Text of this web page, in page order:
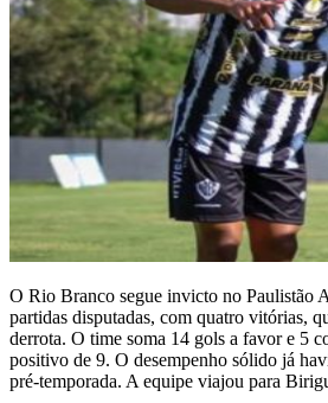
O Rio Branco segue invicto no Paulistão
partidas disputadas, com quatro vitórias,
derrota. O time soma 14 gols a favor e 5
positivo de 9. O desempenho sólido já
pré-temporada. A equipe viajou para